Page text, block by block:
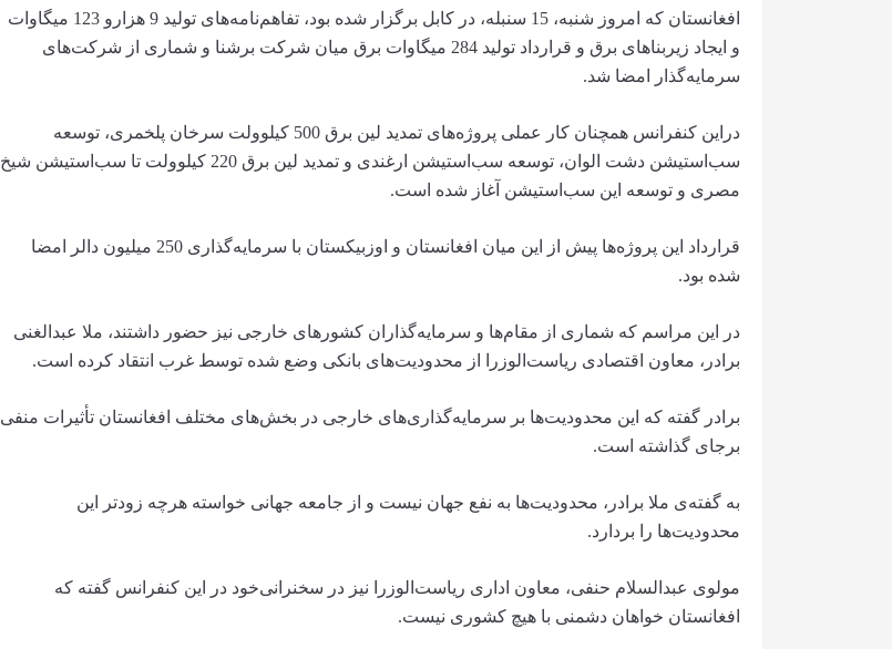
افغانستان که امروز شنبه، 15 سنبله، در کابل برگزار شده بود، تفاهم‌نامه‌های تولید 9 هزارو 123 میگاوات
و ایجاد زیربناهای برق و قرارداد تولید 284 میگاوات برق میان شرکت برشنا و شماری از شرکت‌های
سرمایه‌گذار امضا شد.
دراین کنفرانس همچنان کار عملی پروژه‌های تمدید لین برق 500 کیلوولت سرخان پلخمری، توسعه
سب‌استیشن دشت الوان، توسعه سب‌استیشن ارغندی و تمدید لین برق 220 کیلوولت تا سب‌استیشن شیخ
مصری و توسعه این سب‌استیشن آغاز شده است.
قرارداد این پروژه‌ها پیش از این میان افغانستان و اوزبیکستان با سرمایه‌گذاری 250 میلیون دالر امضا
شده بود.
در این مراسم که شماری از مقام‌ها و سرمایه‌گذاران کشورهای خارجی نیز حضور داشتند، ملا عبدالغنی
برادر، معاون اقتصادی ریاست‌الوزرا از محدودیت‌های بانکی وضع ‌شده توسط غرب انتقاد کرده است.
برادر گفته که این محدودیت‌ها بر سرمایه‌گذاری‌های خارجی در بخش‌های مختلف افغانستان تأثیرات منفی
برجای گذاشته است.
به گفته‌ی ملا برادر، محدودیت‌ها به نفع جهان نیست و از جامعه جهانی خواسته هرچه زودتر این
محدودیت‌ها را بردارد.
مولوی عبدالسلام حنفی، معاون اداری ریاست‌الوزرا نیز در سخنرانی‌خود در این کنفرانس گفته که
افغانستان خواهان دشمنی با هیچ کشوری نیست.